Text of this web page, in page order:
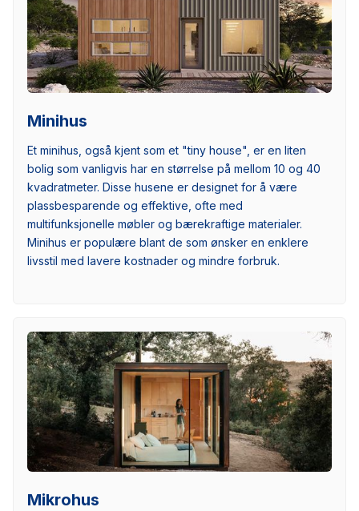
Minihus
Et minihus, også kjent som et "tiny house", er en liten
bolig som vanligvis har en størrelse på mellom 10 og 40
kvadratmeter. Disse husene er designet for å være
plassbesparende og effektive, ofte med
multifunksjonelle møbler og bærekraftige materialer.
Minihus er populære blant de som ønsker en enklere
livsstil med lavere kostnader og mindre forbruk.
Mikrohus